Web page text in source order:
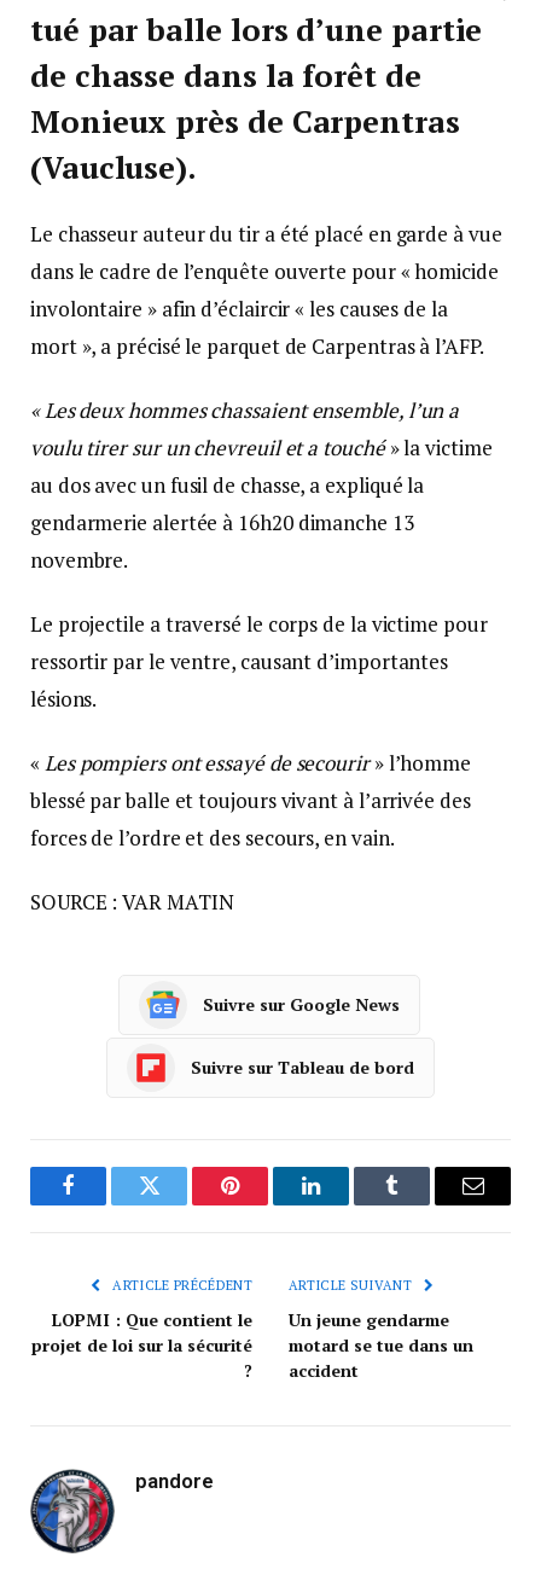
tué par balle lors d’une partie
de chasse dans la forêt de
Monieux près de Carpentras
(Vaucluse).
Le chasseur auteur du tir a été placé en garde à vue
dans le cadre de l’enquête ouverte pour « homicide
involontaire » afin d’éclaircir « les causes de la
mort », a précisé le parquet de Carpentras à l’AFP.
« Les deux hommes chassaient ensemble, l’un a
voulu tirer sur un chevreuil et a touché» la victime
au dos avec un fusil de chasse, a expliqué la
gendarmerie alertée à 16h20 dimanche 13
novembre.
Le projectile a traversé le corps de la victime pour
ressortir par le ventre, causant d’importantes
lésions.
« Les pompiers ont essayé de secourir» l’homme
blessé par balle et toujours vivant à l’arrivée des
forces de l’ordre et des secours, en vain.
SOURCE : VAR MATIN
Suivre sur Google News
Suivre sur Tableau de bord
FacebookTwitter Pinterest LinkedInTumblr
ARTICLE PRÉCÉDENT
LOPMI : Que contient le
projet de loi sur la sécurité
?
ARTICLE SUIVANT
Un jeune gendarme
motard se tue dans un
accident
pandore